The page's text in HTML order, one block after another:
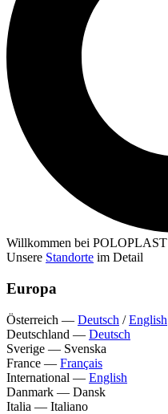
Willkommen bei POLOPLAST
Unsere Standorte im Detail
Europa
Österreich — Deutsch /English
Deutschland — Deutsch
Sverige — Svenska
France — Français
International — English
Danmark — Dansk
Italia — Italiano